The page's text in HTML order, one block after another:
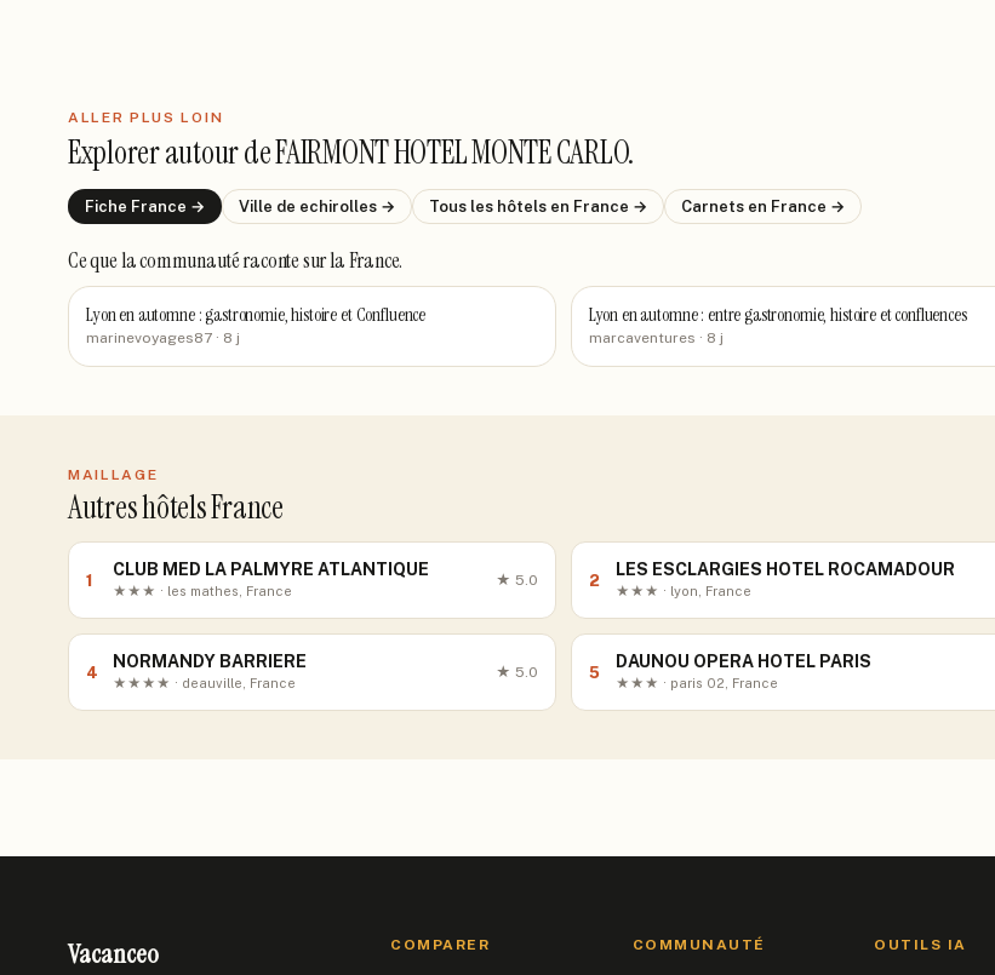
ALLER PLUS LOIN
Explorer autour deFAIRMONT HOTEL MONTE CARLO.
Fiche France → Ville de echirolles → Tous les hôtels en France → Carnets en France →
Ce que la communauté racontesur la France.
Lyon en automne : gastronomie, histoire et Confluence
marinevoyages87 · 8 j
Lyon en automne : entre gastronomie, histoire et confluences
marcaventures · 8 j
MAILLAGE
Autres hôtels France
1
CLUB MED LA PALMYRE ATLANTIQUE
★★★ · les mathes, France
★ 5.0 2
LES ESCLARGIES HOTEL ROCAMADOUR
★★★ · lyon, France
4
NORMANDY BARRIERE
★★★★ · deauville, France
★ 5.0 5
DAUNOU OPERA HOTEL PARIS
★★★ · paris 02, France
Vacanceo COMPARER COMMUNAUTÉ OUTILS IA